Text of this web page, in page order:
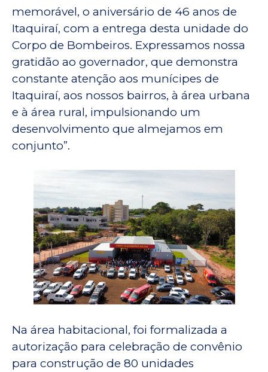
memorável, o aniversário de 46 anos de
Itaquiraí, com a entrega desta unidade do
Corpo de Bombeiros. Expressamos nossa
gratidão ao governador, que demonstra
constante atenção aos munícipes de
Itaquiraí, aos nossos bairros, à área urbana
e à área rural, impulsionando um
desenvolvimento que almejamos em
conjunto”.
Na área habitacional, foi formalizada a
autorização para celebração de convênio
para construção de 80 unidades